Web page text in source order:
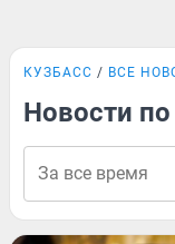
КУЗБАСС ВСЕ
Новости по